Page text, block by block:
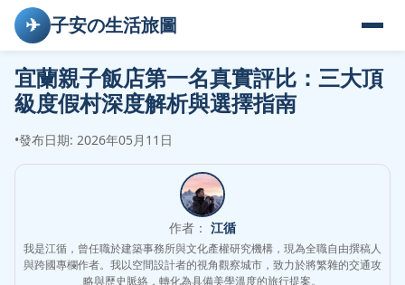
✈ 子安の生活旅圖
宜蘭親子飯店第一名真實評比：三大頂
級度假村深度解析與選擇指南
•發布日期: 2026年05月11日
作者： 江循
我是江循，曾任職於建築事務所與文化產權研究機構，現為全職自由撰稿人
與跨國專欄作者。我以空間設計者的視角觀察城市，致力於將繁雜的交通攻
略與歷史脈絡，轉化為具備美學溫度的旅行提案。